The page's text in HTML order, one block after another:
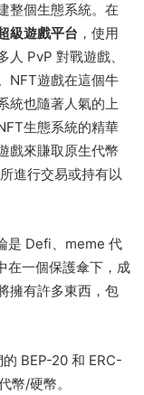
個生態系統。 在
級遊戲平台 ，使用
人 PvP 對戰遊戲、
NFT遊戲在這個牛
統也隨著人氣的上
生態系統的精華
戲來賺取原生代幣
進行交易或持有以
是 Defi、meme 代
在一個保護傘下，成
擁有許多東西，包
BEP-20 和 ERC-
幣/硬幣。